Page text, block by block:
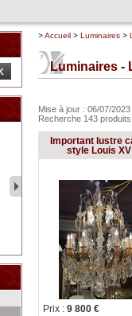
2
>Accueil > Luminaires >
Luminaires -
Mise à jour : 06/07/
Recherche 143
Important lustre
style Louis XV
Prix : 9 800 €